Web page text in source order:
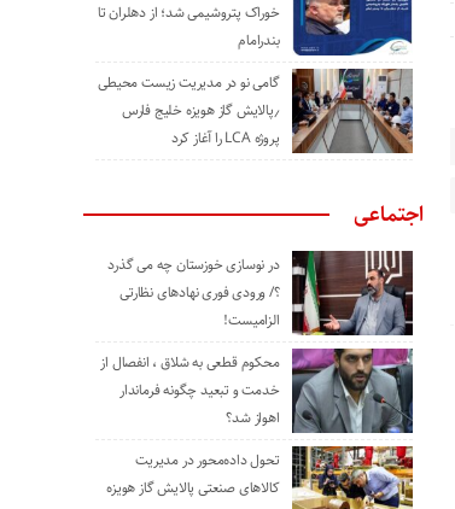
خوراک پتروشیمی شد؛ از دهلران تا
بندرامام
گامی نو در مدیریت زیست ‌محیطی
٫پالایش گاز هویزه خلیج ‌فارس
پروژه LCA را آغاز کرد
اجتماعی
در نوسازی خوزستان چه می گذرد
؟/ ورودی فوری نهادهای نظارتی
الزامیست!
محکوم قطعی به شلاق ، انفصال از
خدمت و تبعید چگونه فرماندار
اهواز شد؟
تحول داده‌محور در مدیریت
کالاهای صنعتی پالایش گاز هویزه